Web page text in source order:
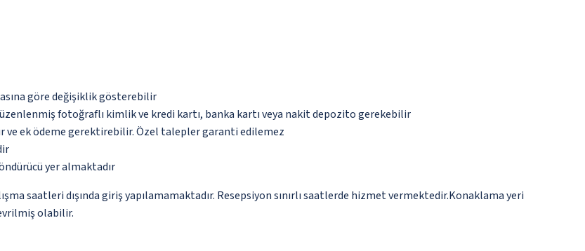
göre değişiklik gösterebilir
fotoğraflı kimlik ve kredi kartı, banka kartı veya nakit depozito gerekebilir
ve ek ödeme gerektirebilir. Özel talepler garanti edilemez
yer almaktadır
saatleri dışında giriş yapılamamaktadır. Resepsiyon sınırlı saatlerde hizmet vermektedir.Konaklama yeri
olabilir.